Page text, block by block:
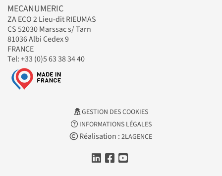
MECANUMERIC
ZA ECO 2 Lieu-dit RIEUMAS
CS 52030 Marssac s/ Tarn
81036 Albi Cedex 9
FRANCE
Tel: +33 (0)5 63 38 34 40
GESTION DES COOKIES
INFORMATIONS LÉGALES
Réalisation : 2LAGENCE